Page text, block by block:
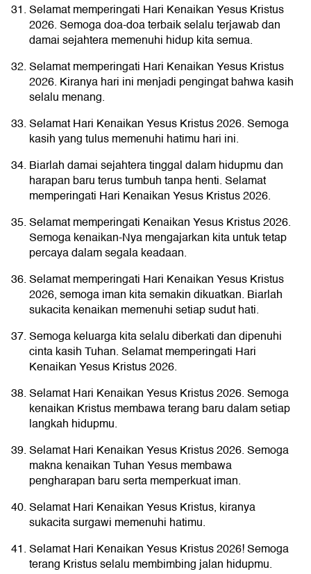
Selamat memperingati Hari Kenaikan Yesus Kristus
2026. Semoga doa-doa terbaik selalu terjawab dan
damai sejahtera memenuhi hidup kita semua.
Selamat memperingati Hari Kenaikan Yesus Kristus
2026. Kiranya hari ini menjadi pengingat bahwa kasih
selalu menang.
Selamat Hari Kenaikan Yesus Kristus 2026. Semoga
kasih yang tulus memenuhi hatimu hari ini.
Biarlah damai sejahtera tinggal dalam hidupmu dan
harapan baru terus tumbuh tanpa henti. Selamat
memperingati Hari Kenaikan Yesus Kristus 2026.
Selamat memperingati Kenaikan Yesus Kristus 2026.
Semoga kenaikan-Nya mengajarkan kita untuk tetap
percaya dalam segala keadaan.
Selamat memperingati Hari Kenaikan Yesus Kristus
2026, semoga iman kita semakin dikuatkan. Biarlah
sukacita kenaikan memenuhi setiap sudut hati.
Semoga keluarga kita selalu diberkati dan dipenuhi
cinta kasih Tuhan. Selamat memperingati Hari
Kenaikan Yesus Kristus 2026.
Selamat Hari Kenaikan Yesus Kristus 2026. Semoga
kenaikan Kristus membawa terang baru dalam setiap
langkah hidupmu.
Selamat Hari Kenaikan Yesus Kristus 2026. Semoga
makna kenaikan Tuhan Yesus membawa
pengharapan baru serta memperkuat iman.
Selamat Hari Kenaikan Yesus Kristus, kiranya
sukacita surgawi memenuhi hatimu.
Selamat Hari Kenaikan Yesus Kristus 2026! Semoga
terang Kristus selalu membimbing jalan hidupmu.